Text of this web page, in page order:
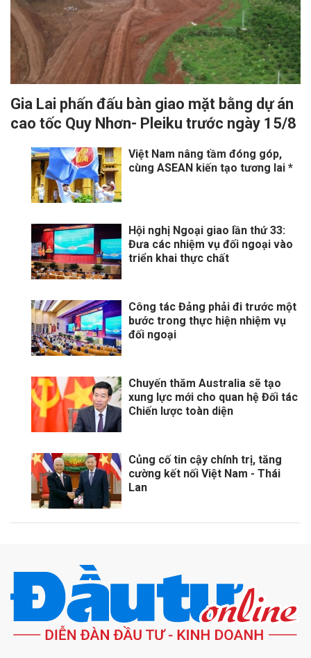
Gia Lai phấn đấu bàn giao mặt bằng dự án
cao tốc Quy Nhơn- Pleiku trước ngày 15/8
Việt Nam nâng tầm đóng góp,
cùng ASEAN kiến tạo tương lai *
Hội nghị Ngoại giao lần thứ 33:
Đưa các nhiệm vụ đối ngoại vào
triển khai thực chất
Công tác Đảng phải đi trước một
bước trong thực hiện nhiệm vụ
đối ngoại
Chuyến thăm Australia sẽ tạo
xung lực mới cho quan hệ Đối tác
Chiến lược toàn diện
Củng cố tin cậy chính trị, tăng
cường kết nối Việt Nam - Thái
Lan